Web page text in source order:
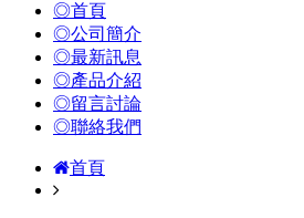
◎首頁
◎公司簡介
◎最新訊息
◎產品介紹
◎留言討論
◎聯絡我們
首頁